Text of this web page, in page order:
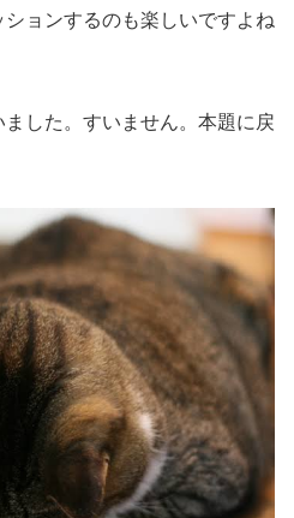
ョンするのも楽しいですよね
した。すいません。本題に戻